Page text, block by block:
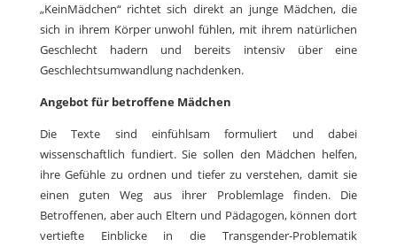
„KeinMädchen“ richtet sich direkt an junge Mädchen, die
sich in ihrem Körper unwohl fühlen, mit ihrem natürlichen
Geschlecht hadern und bereits intensiv über eine
Geschlechtsumwandlung nachdenken.
Angebot für betroffene Mädchen
Die Texte sind einfühlsam formuliert und dabei
wissenschaftlich fundiert. Sie sollen den Mädchen helfen,
ihre Gefühle zu ordnen und tiefer zu verstehen, damit sie
einen guten Weg aus ihrer Problemlage finden. Die
Betroffenen, aber auch Eltern und Pädagogen, können dort
vertiefte Einblicke in die Transgender-Problematik